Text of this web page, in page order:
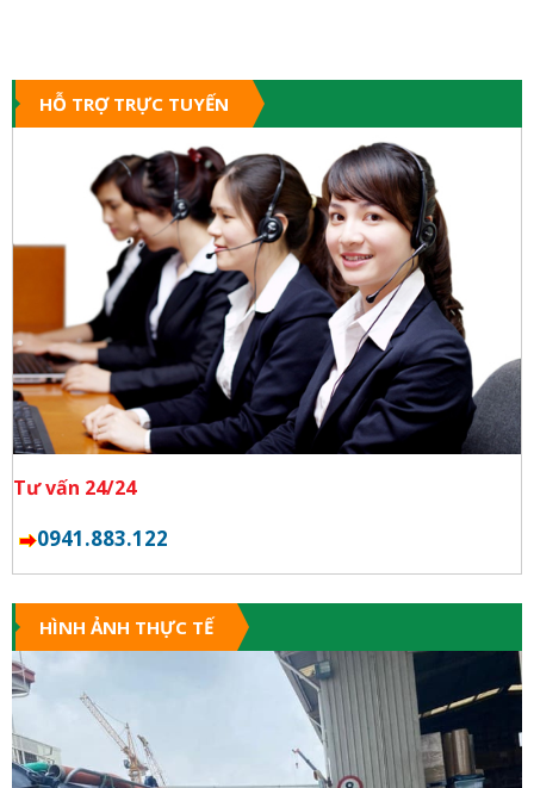
HỖ TRỢ TRỰC TUYẾN
Tư vấn 24/24
0941.883.122
HÌNH ẢNH THỰC TẾ